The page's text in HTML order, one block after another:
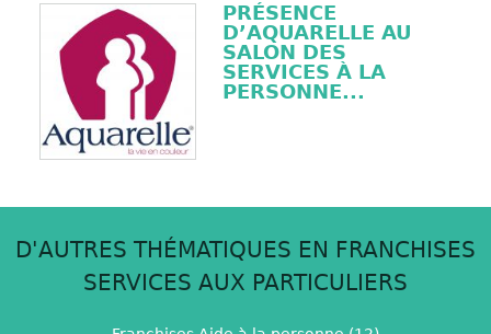
PRÉSENCE
D’AQUARELLE AU
SALON DES
SERVICES À LA
PERSONNE...
D'AUTRES THÉMATIQUES EN FRANCHISES
SERVICES AUX PARTICULIERS